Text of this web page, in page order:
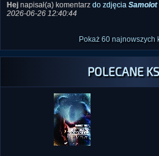
Hej napisał(a) komentarz do zdjęcia
2026-06-26 12:40:44
Pokaż 60 najnowszych
POLECANE